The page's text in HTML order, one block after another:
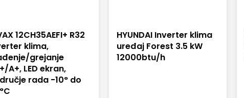
12CH35AEFI+ R32
klima,
grejanje
A+, LED ekran,
rada -10° do
HYUNDAI Inverter klima
uređaj Forest 3.5 kW
12000btu/h